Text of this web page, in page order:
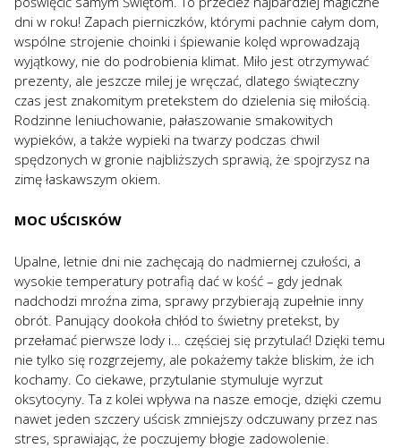
dni w roku! Zapach pierniczków, którymi pachnie całym dom,
wspólne strojenie choinki i śpiewanie kolęd wprowadzają
wyjątkowy, nie do podrobienia klimat. Miło jest otrzymywać
prezenty, ale jeszcze milej je wręczać, dlatego świąteczny
czas jest znakomitym pretekstem do dzielenia się miłością.
Rodzinne leniuchowanie, pałaszowanie smakowitych
wypieków, a także wypieki na twarzy podczas chwil
spędzonych w gronie najbliższych sprawią, że spojrzysz na
zimę łaskawszym okiem.
MOC UŚCISKÓW
Upalne, letnie dni nie zachęcają do nadmiernej czułości, a
wysokie temperatury potrafią dać w kość – gdy jednak
nadchodzi mroźna zima, sprawy przybierają zupełnie inny
obrót. Panujący dookoła chłód to świetny pretekst, by
przełamać pierwsze lody i… częściej się przytulać! Dzięki temu
nie tylko się rozgrzejemy, ale pokażemy także bliskim, że ich
kochamy. Co ciekawe, przytulanie stymuluje wyrzut
oksytocyny. Ta z kolei wpływa na nasze emocje, dzięki czemu
nawet jeden szczery uścisk zmniejszy odczuwany przez nas
stres, sprawiając, że poczujemy błogie zadowolenie.